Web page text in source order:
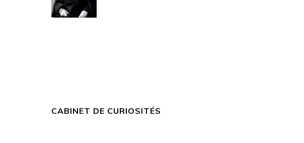
CABINET DE CURIOSITÉS